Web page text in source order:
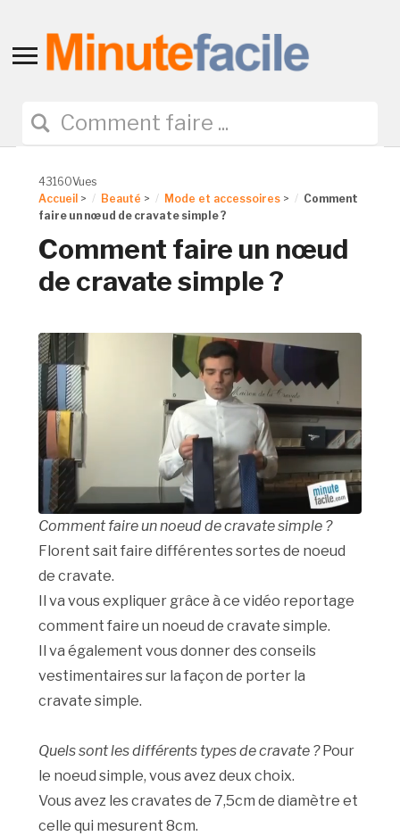
Toggle
navigation
43160Vues
Accueil > Beauté > Mode et accessoires >
Comment
faire un nœud de cravate simple ?
Comment faire un nœud
de cravate simple ?
Comment faire un noeud de cravate simple ?
Florent sait faire différentes sortes de noeud
de cravate.
Il va vous expliquer grâce à ce vidéo reportage
comment faire un noeud de cravate simple.
Il va également vous donner des conseils
vestimentaires sur la façon de porter la
cravate simple.
Quels sont les différents types de cravate ?Pour
le noeud simple, vous avez deux choix.
Vous avez les cravates de 7,5cm de diamètre et
celle qui mesurent 8cm.